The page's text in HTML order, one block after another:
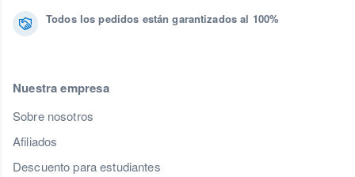
Todos los pedidos están garantizados al 100%
Nuestra empresa
Sobre nosotros
Afiliados
Descuento para estudiantes